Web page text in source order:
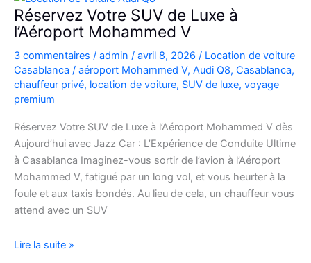
500
:
pratiques
et
bons
Réservez Votre SUV de Luxe à
l’Aéroport Mohammed V
3 commentaires / admin / avril 8, 2026 / Location de voiture
Casablanca / aéroport Mohammed V, Audi Q8, Casablanca,
chauffeur privé, location de voiture, SUV de luxe, voyage
premium
Réservez Votre SUV de Luxe à l’Aéroport Mohammed V dès
Aujourd’hui avec Jazz Car : L’Expérience de Conduite Ultime
à Casablanca Imaginez-vous sortir de l’avion à l’Aéroport
Mohammed V, fatigué par un long vol, et vous heurter à la
foule et aux taxis bondés. Au lieu de cela, un chauffeur vous
attend avec un SUV
Réservez
Lire la suite »